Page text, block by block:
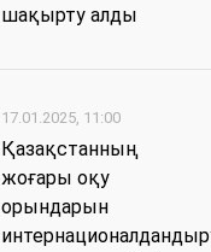
шақырту алды
17.01.2025, 11:00
Қазақстанның
жоғары оқу
орындарын